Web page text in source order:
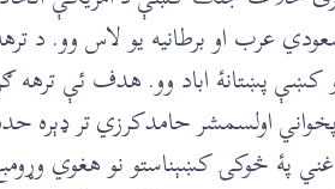
عرب او برطانيه يو لاس وو.
پښتانۀ اباد وو. هدف ئې ترهه
اولسمشر حامدکرزي تر ډېره
غني پۀ څوکۍ کښېناستو نو هغوي